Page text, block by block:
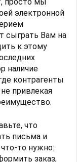
электронной
сыграть Вам на
к этому
наличие
контрагенты
привлекая
что
письма и
то нужно:
заказ,